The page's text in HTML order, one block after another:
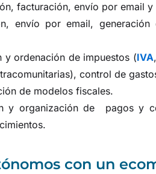
facturación, envío por email
envío por email,
y ordenación de impuestos (IVA,
control de
de modelos fiscales.
y organización de pagos y
con un